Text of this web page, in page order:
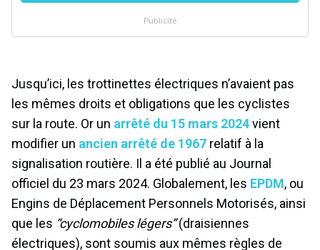
Jusqu’ici, les trottinettes électriques n’avaient pas
les mêmes droits et obligations que les cyclistes
sur la route. Or un arrêté du 15 mars 2024vient
modifier un ancien arrêté de 1967 relatif à la
signalisation routière. Il a été publié au Journal
officiel du 23 mars 2024. Globalement, les EPDM, ou
Engins de Déplacement Personnels Motorisés, ainsi
que les “cyclomobiles légers”(draisiennes
électriques), sont soumis aux mêmes règles de